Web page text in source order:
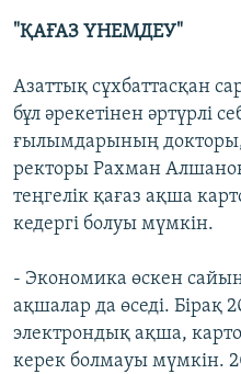
"ҚАҒАЗ ҮНЕМДЕУ"
Азаттық сұхбаттасқан
бұл әрекетінен әртүрлі
ғылымдарының докторы,
ректоры Рахман
теңгелік қағаз ақша
кедергі болуы мүмкін.
- Экономика өскен
ақшалар да өседі. Бірақ
электрондық ақша,
керек болмауы мүмкін.